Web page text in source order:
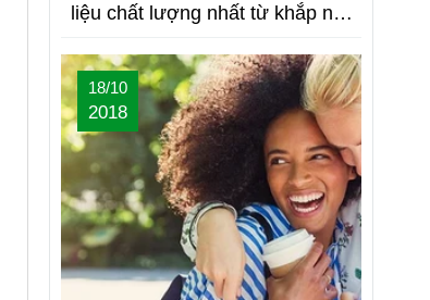
liệu chất lượng nhất từ khắp nơi
đó là những nơi nào? Vậy hãy
cùng tìm hiểu Bản Đồ Nước Hoa
của Oriflame nhé!
18/10
2018